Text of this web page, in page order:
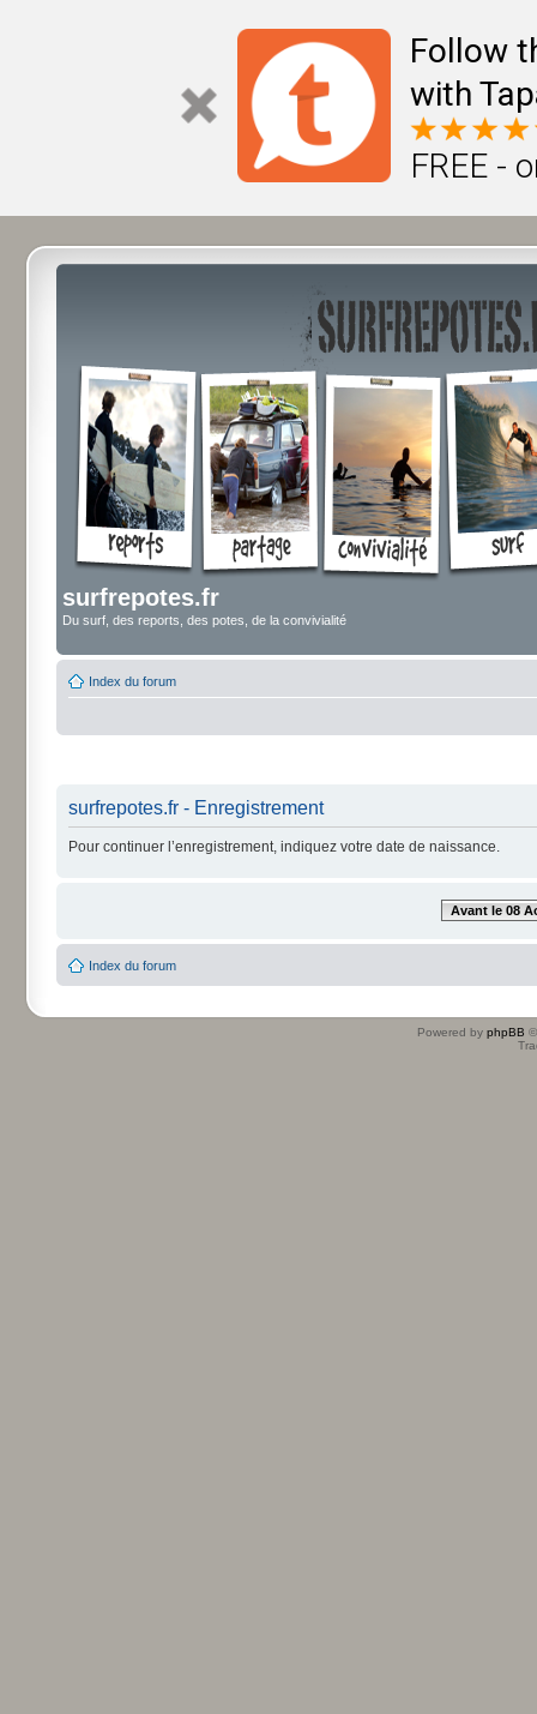
Follow
with
FREE -
surfrepotes.fr
Du surf, des reports, des potes, de la convivialité
Index du forum
surfrepotes.fr - Enregistrement
Pour continuer l’enregistrement, indiquez votre date de naissance.
Avant le 08
Index du forum
Powered by phpBB